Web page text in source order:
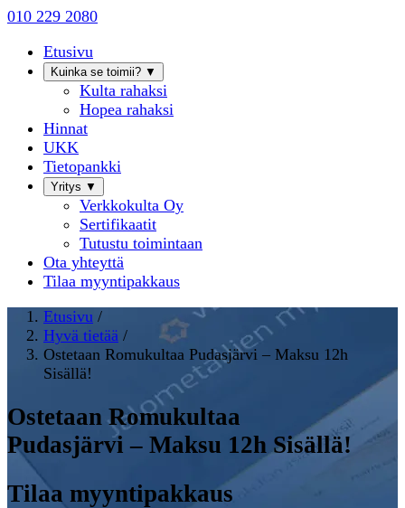
010 229 2080
Etusivu
Kuinka se toimii? ▼
Kulta rahaksi
Hopea rahaksi
Hinnat
UKK
Tietopankki
Yritys ▼
Verkkokulta Oy
Sertifikaatit
Tutustu toimintaan
Ota yhteyttä
Tilaa myyntipakkaus
Etusivu /
Hyvä tietää /
Ostetaan Romukultaa Pudasjärvi – Maksu 12h
Sisällä!
Ostetaan Romukultaa
Pudasjärvi – Maksu 12h Sisällä!
Tilaa myyntipakkaus